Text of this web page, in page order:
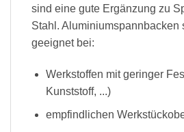
sind eine gute Ergänzung zu
Stahl. Aluminiumspannbacken
geeignet bei:
Werkstoffen mit geringer
Kunststoff, ...)
empfindlichen